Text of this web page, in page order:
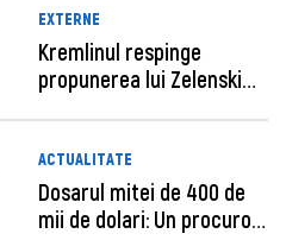
EXTERNE
Kremlinul respinge
propunerea lui Zelenski
ACTUALITATE
Dosarul mitei de 400 de
mii de dolari: Un procuror